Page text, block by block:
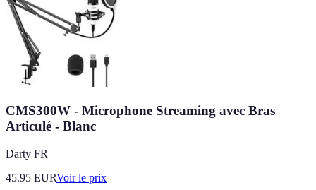
CMS300W - Microphone Streaming avec Bras
Articulé - Blanc
Darty FR
45.95 EURVoir le prix